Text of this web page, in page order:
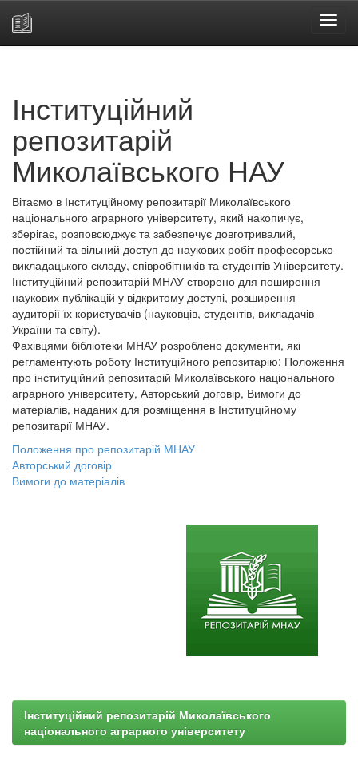
Інституційний
репозитарій
Миколаївського НАУ
Вітаємо в Інституційному репозитарії Миколаївського
національного аграрного університету, який накопичує,
зберігає, розповсюджує та забезпечує довготривалий,
постійний та вільний доступ до наукових робіт професорсько-
викладацького складу, співробітників та студентів Університету.
Інституційний репозитарій МНАУ створено для поширення
наукових публікацій у відкритому доступі, розширення
аудиторії їх користувачів (науковців, студентів, викладачів
України та світу).
Фахівцями бібліотеки МНАУ розроблено документи, які
регламентують роботу Інституційного репозитарію: Положення
про інституційний репозитарій Миколаївського національного
аграрного університету, Авторський договір, Вимоги до
матеріалів, наданих для розміщення в Інституційному
репозитарії МНАУ.
Положення про репозитарій МНАУ
Авторський договір
Вимоги до матеріалів
Інституційний репозитарій Миколаївського
національного аграрного університету